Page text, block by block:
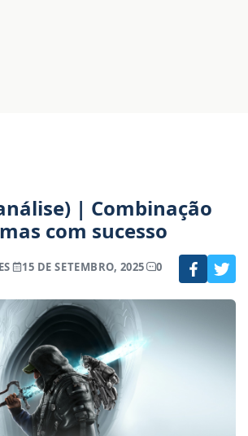
| Combinação
com sucesso
15 DE SETEMBRO, 2025 0